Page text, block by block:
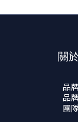
關
品
品
團